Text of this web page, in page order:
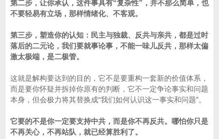
第二步，让你承认，这件事具有“复杂性”，并不那么简单，也
不要轻易有立场，那样情绪化、不客观。
第三步，塑造你的认知：民主与独裁、反共与亲共，都是过时
落后的二元论，我们要就事论事，不能一味儿反共，那样太偏
激太极端，是二极管。
这就是解构要达到的目的，它不是要重构一套新的价值体系，
而是要你怀疑并拆掉你原有的判断，它不一定争论事实和问题
本身，但会极力将其替换成“我们如何认识这一事实和问题”。
它要的不是你一定要支持中共，而是你不再反共。哪怕你只是
不再关心，不再站队，就已经算胜利了。